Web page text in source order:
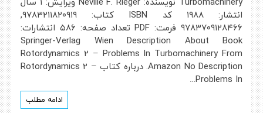
انتشار: ۱۹۸۸ کد ISBN کتاب: ۹۷۸۳۲۱۱۸۲۰۹۱۹,
۹۷۸۳۷۰۹۱۲۸۴۶۶ فرمت: PDF تعداد صفحه: ۵۸۶ انتشارات:
Springer-Verlag Wien Description About Book
Rotordynamics 2 – Problems In Turbomachinery From
Amazon No Description. درباره کتاب Rotordynamics 2 –
Problems In…
ادامه مطلب